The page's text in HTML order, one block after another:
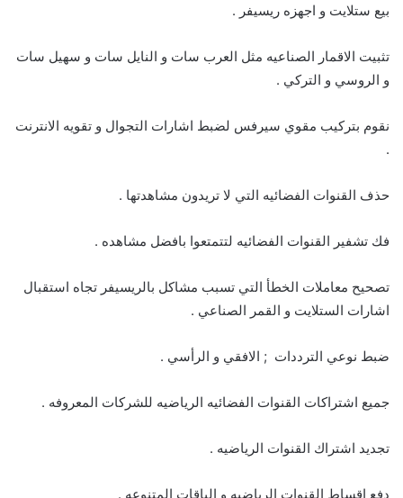
بيع ستلايت و اجهزه ريسيفر .
تثبيت الاقمار الصناعيه مثل العرب سات و النايل سات و سهيل سات
و الروسي و التركي .
نقوم بتركيب مقوي سيرفس لضبط اشارات التجوال و تقويه الانترنت
.
حذف القنوات الفضائيه التي لا تريدون مشاهدتها .
فك تشفير القنوات الفضائيه لتتمتعوا بافضل مشاهده .
تصحيح معاملات الخطأ التي تسبب مشاكل بالريسيفر تجاه استقبال
اشارات الستلايت و القمر الصناعي .
ضبط نوعي الترددات ; الافقي و الرأسي .
جميع اشتراكات القنوات الفضائيه الرياضيه للشركات المعروفه .
تجديد اشتراك القنوات الرياضيه .
دفع اقساط القنوات الرياضيه و الباقات المتنوعه .